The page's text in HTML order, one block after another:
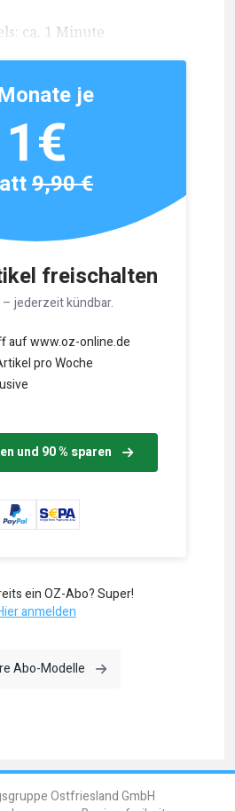
ca. 1 Minute
freischalten
jederzeit kündbar.
auf www.oz-online.de
pro Woche
und 90 % sparen
je
1€
9,90 €
ein OZ-Abo? Super!
anmelden
Abo-Modelle
Ostfriesland GmbH